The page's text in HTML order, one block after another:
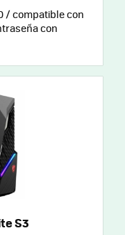
/ compatible con
con
S3